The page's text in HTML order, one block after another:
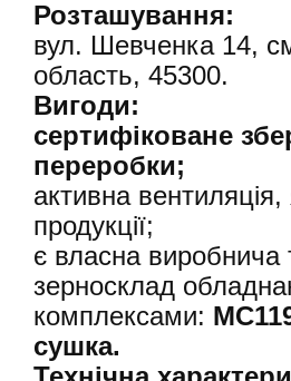
Розташування:
вул. Шевченка 14,
область, 45300.
Вигоди:
сертифіковане
переробки;
активна
продукції;
є власна виробнича
зерносклад
комплексами:
сушка.